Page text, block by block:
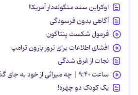
اوکراین سند منگوله‌دار آمریکا!
آگاهی بدون فرسودگی
فرمول شکست پنتاگون
افشای اطلاعات برای ترور بارون ترامپ
نجات از غرق شدگی
ساعت ۹:۴۰ | چه میراثی از خود به جای گذاشت؟
یک کودک دو چهره!